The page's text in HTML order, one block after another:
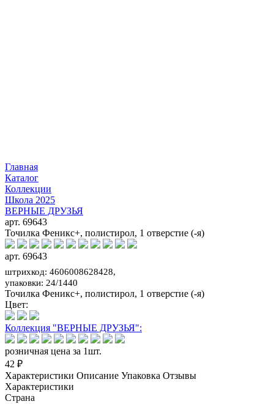
Главная
Каталог
Коллекции
Школа 2025
ВЕРНЫЕ ДРУЗЬЯ
арт. 69643
Точилка Феникс+, полистирол, 1 отверстие (-я)
арт. 69643
штрихкод: 4606008628428,
упаковки: 24/1440
Точилка Феникс+, полистирол, 1 отверстие (-я)
Цвет:
Коллекция "ВЕРНЫЕ ДРУЗЬЯ":
розничная цена за 1шт.
42 ₽
Характеристики Описание Упаковка Отзывы
Характеристики
Страна